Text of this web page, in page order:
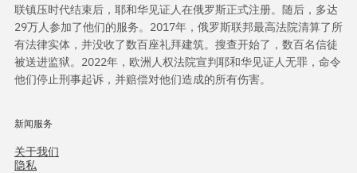
联镇压时代结束后，耶和华见证人在俄罗斯正式注册。随后，多达
29万人参加了他们的服务。2017年，俄罗斯联邦最高法院清算了所
有法律实体，并没收了数百座礼拜建筑。搜查开始了，数百名信徒
被送进监狱。2022年，欧洲人权法院宣判耶和华见证人无罪，命令
他们停止刑事起诉，并赔偿对他们造成的所有伤害。
新闻服务
关于我们
隐私